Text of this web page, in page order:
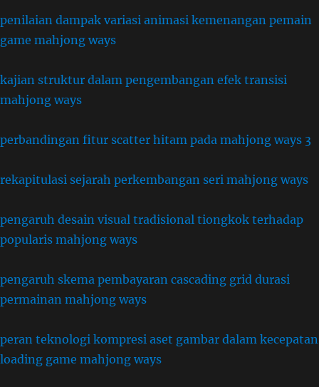
penilaian dampak variasi animasi kemenangan pemain
game mahjong ways
kajian struktur dalam pengembangan efek transisi
mahjong ways
perbandingan fitur scatter hitam pada mahjong ways 3
rekapitulasi sejarah perkembangan seri mahjong ways
pengaruh desain visual tradisional tiongkok terhadap
popularis mahjong ways
pengaruh skema pembayaran cascading grid durasi
permainan mahjong ways
peran teknologi kompresi aset gambar dalam kecepatan
loading game mahjong ways